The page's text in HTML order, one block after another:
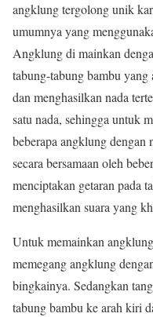
angklung tergolong unik
umumnya yang
Angklung di mainkan
tabung-tabung bambu
dan menghasilkan nada
satu nada, sehingga untuk
beberapa angklung dengan
secara bersamaan oleh
menciptakan getaran pada
menghasilkan suara yang
Untuk memainkan
memegang angklung
bingkainya. Sedangkan
tabung bambu ke arah kiri